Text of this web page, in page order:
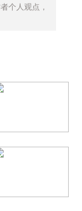
个人观点，